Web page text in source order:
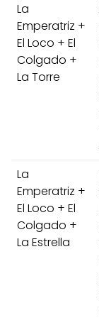
La
Emperatriz +
El Loco + El
Colgado +
La Torre
La
Emperatriz +
El Loco + El
Colgado +
La Estrella